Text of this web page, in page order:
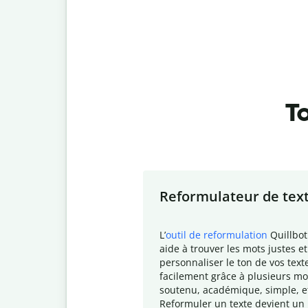
Reformulateur de
L ’outil de reformulation
aide à trouver les mots justes
personnaliser le ton de vos
facilement grâce à plusieurs
soutenu, académique, simple,
Reformuler un texte devient un